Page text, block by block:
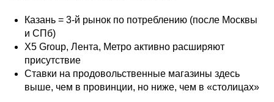
Казань = 3-й рынок по потреблению (после Москвы
и СПб)
X5 Group, Лента, Метро активно расширяют
присутствие
Ставки на продовольственные магазины здесь
выше, чем в провинции, но ниже, чем в «столицах»